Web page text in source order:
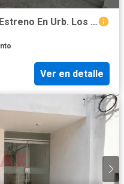
Se Vende Departamento De Estreno En Urb. Los Rosales De San Luis
Ver en detalle